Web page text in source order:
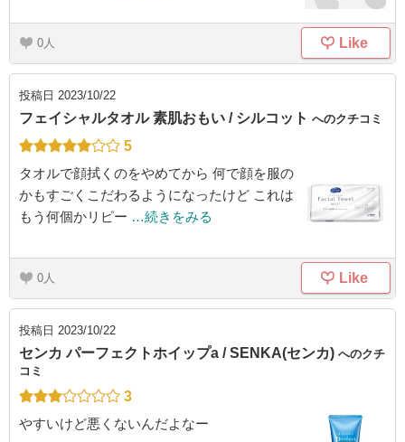
0 Like
投稿日 2023/10/22
フェイシャルタオル 素肌おもい / シルコット へのクチコミ
5
タオルで顔拭くのをやめてから 何で顔を服の
かもすごくこだわるようになったけど これは
もう何個かリピー …続きをみる
0 Like
投稿日 2023/10/22
センカ パーフェクトホイップa / SENKA(センカ) へのクチ
コミ
3
やすいけど悪くないんだよなー